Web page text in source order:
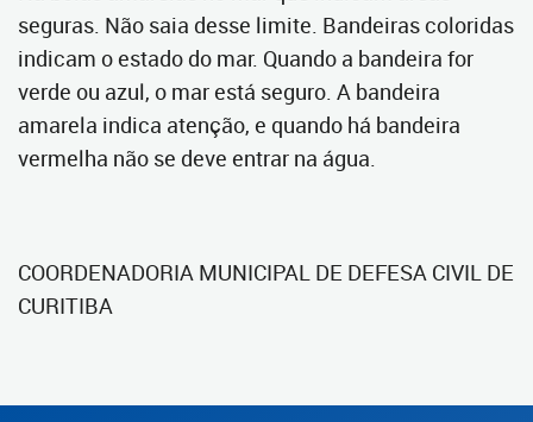
seguras. Não saia desse limite. Bandeiras coloridas
indicam o estado do mar. Quando a bandeira for
verde ou azul, o mar está seguro. A bandeira
amarela indica atenção, e quando há bandeira
vermelha não se deve entrar na água.
COORDENADORIA MUNICIPAL DE DEFESA CIVIL DE
CURITIBA